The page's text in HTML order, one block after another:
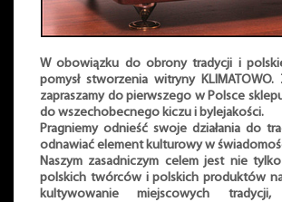
W obowiązku do obrony tradycji i
pomysł stworzenia witryny
zapraszamy do pierwszego w Polsce
do wszechobecnego kiczu i bylejakości.
Pragniemy odnieść swoje działania do
odnawiać element kulturowy w
Naszym zasadniczym celem jest nie
polskich twórców i polskich produktów
kultywowanie miejscowych